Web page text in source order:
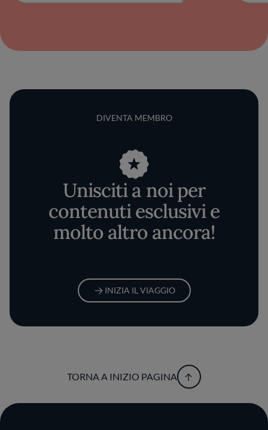
DIVENTA MEMBRO
Unisciti a noi per
contenuti esclusivi e
molto altro ancora!
INIZIA IL VIAGGIO
TORNA A INIZIO PAGINA